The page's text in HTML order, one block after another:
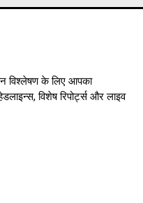
के लिए आपका
विशेष रिपोर्ट्स और लाइव